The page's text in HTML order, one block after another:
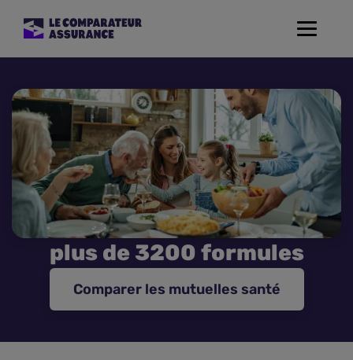
Toggle
Mutuelle Santé
Assurance Moto
Assurance Habitation
Assurance de prêt
Assurance Animaux
plus de 3200 formules
Comparer les mutuelles santé